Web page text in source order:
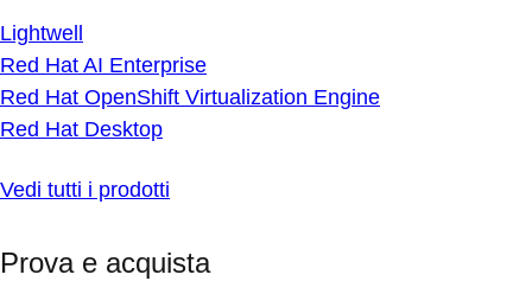
Lightwell
Red Hat AI Enterprise
Red Hat OpenShift Virtualization Engine
Red Hat Desktop
Vedi tutti i prodotti
Prova e acquista